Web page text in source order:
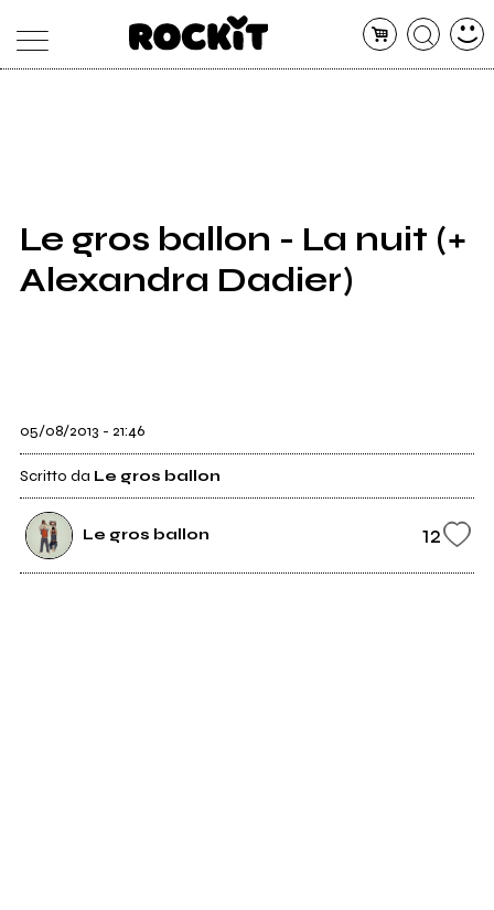
SHOP
RADIO
Le gros ballon - La nuit (+
Alexandra Dadier)
05/08/2013 - 21:46
Scritto da Le gros ballon
Le gros ballon 12